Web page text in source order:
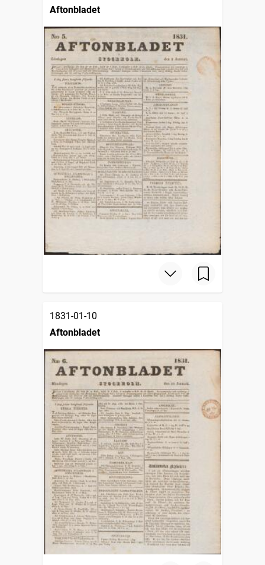
Aftonbladet
1831-01-10
Aftonbladet